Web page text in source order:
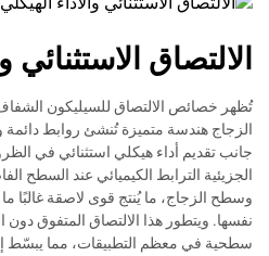
الالتصاق الاستثنائي
تُظهر خصائص الالتصاق للسيليكون
الزجاج هندسة متميزة تُنشئ روابط دائمة
جانب تقديم أداء هيكلي استثنائي في
الجزيئية الترابط الكيميائي عند السطح
وسطح الزجاج، ما يُنتج قوى لاصقة غالبًا
نفسها. ويتطور هذا الالتصاق المتفوق دون
سطحية في معظم التطبيقات، مما يبسّط